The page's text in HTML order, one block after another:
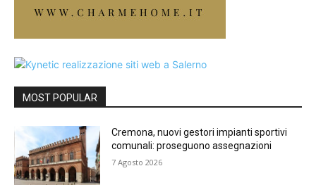
MOST POPULAR
Cremona, nuovi gestori impianti sportivi
comunali: proseguono assegnazioni
7 Agosto 2026